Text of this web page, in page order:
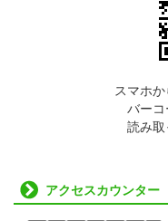
スマホか
バー
読み取
アクセスカウンター